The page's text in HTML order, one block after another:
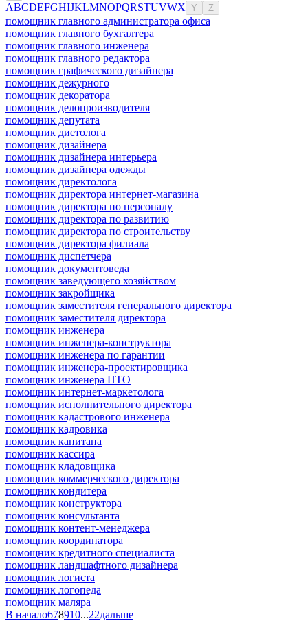
ABCDEFGHIJKLMNOPQRSTUVWX Y Z
помощник главного администратора офиса
помощник главного бухгалтера
помощник главного инженера
помощник главного редактора
помощник графического дизайнера
помощник дежурного
помощник декоратора
помощник делопроизводителя
помощник депутата
помощник диетолога
помощник дизайнера
помощник дизайнера интерьера
помощник дизайнера одежды
помощник директолога
помощник директора интернет-магазина
помощник директора по персоналу
помощник директора по развитию
помощник директора по строительству
помощник директора филиала
помощник диспетчера
помощник документоведа
помощник заведующего хозяйством
помощник закройщика
помощник заместителя генерального директора
помощник заместителя директора
помощник инженера
помощник инженера-конструктора
помощник инженера по гарантии
помощник инженера-проектировщика
помощник инженера ПТО
помощник интернет-маркетолога
помощник исполнительного директора
помощник кадастрового инженера
помощник кадровика
помощник капитана
помощник кассира
помощник кладовщика
помощник коммерческого директора
помощник кондитера
помощник конструктора
помощник консультанта
помощник контент-менеджера
помощник координатора
помощник кредитного специалиста
помощник ландшафтного дизайнера
помощник логиста
помощник логопеда
помощник маляра
В начало678910...22дальше